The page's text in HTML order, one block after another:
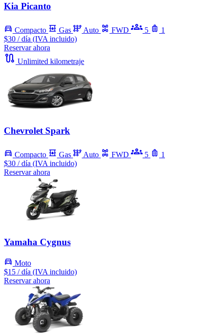
Kia Picanto
Compacto Gas Auto FWD 5
1
$30 / día (IVA incluido)
Reservar ahora
Unlimited kilometraje
Chevrolet Spark
Compacto Gas Auto FWD 5
1
$30 / día (IVA incluido)
Reservar ahora
Yamaha Cygnus
Moto
$15 / día (IVA incluido)
Reservar ahora